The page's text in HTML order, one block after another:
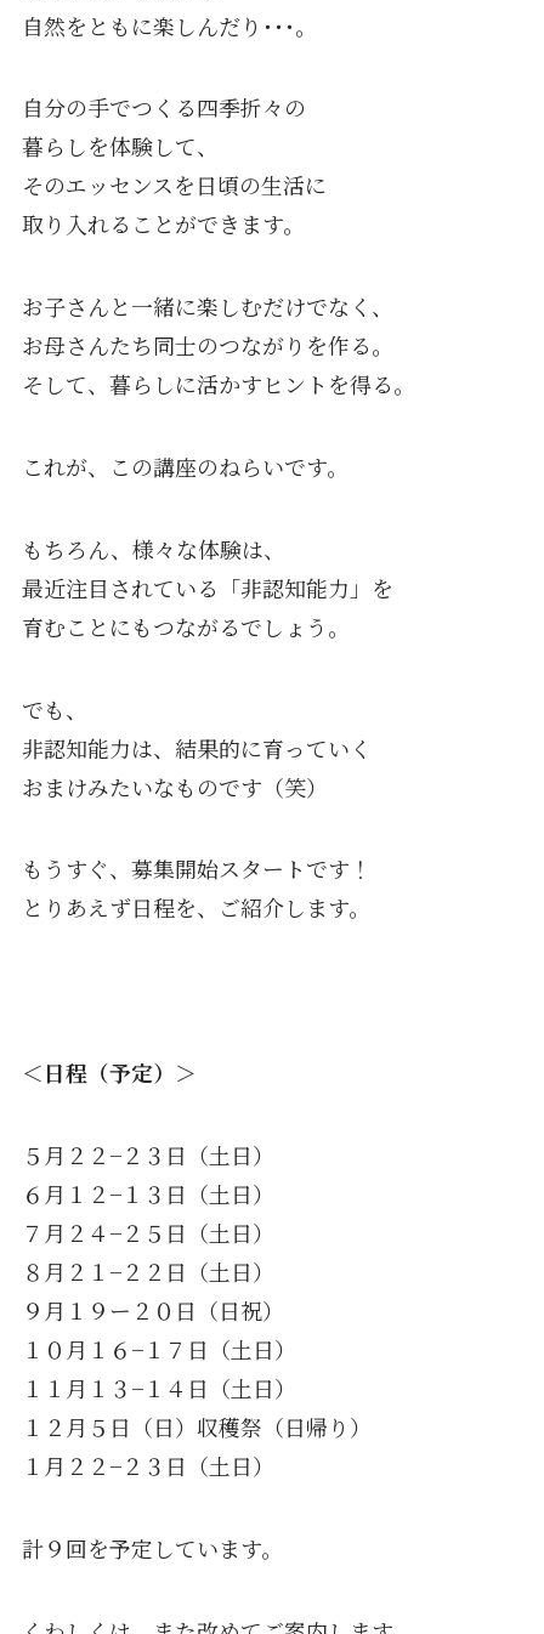
自然をともに楽しんだり･･･。
自分の手でつくる四季折々の
暮らしを体験して、
そのエッセンスを日頃の生活に
取り入れることができます。
お子さんと一緒に楽しむだけでなく、
お母さんたち同士のつながりを作る。
そして、暮らしに活かすヒントを得る。
これが、この講座のねらいです。
もちろん、様々な体験は、
最近注目されている「非認知能力」を
育むことにもつながるでしょう。
でも、
非認知能力は、結果的に育っていく
おまけみたいなものです（笑）
もうすぐ、募集開始スタートです！
とりあえず日程を、ご紹介します。
＜日程（予定）＞
５月２２−２３日（土日）
６月１２−１３日（土日）
７月２４−２５日（土日）
８月２１−２２日（土日）
９月１９ー２０日（日祝）
１０月１６−１７日（土日）
１１月１３−１４日（土日）
１２月５日（日）収穫祭（日帰り）
１月２２−２３日（土日）
計９回を予定しています。